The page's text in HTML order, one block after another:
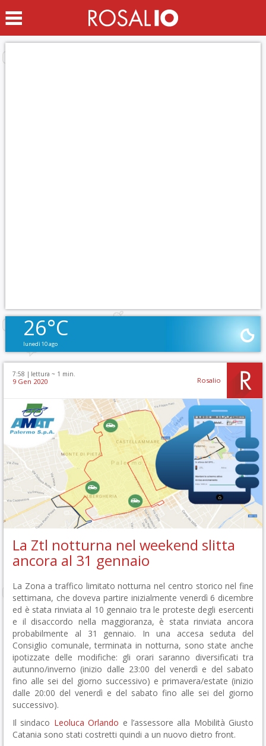
26°C
lunedì 10 ago
7:58 | lettura ~ 1 min.
9 Gen 2020 Rosalio
La Ztl notturna nel weekend slitta
ancora al 31 gennaio
La Zona a traffico limitato notturna nel centro storico nel fine
settimana, che doveva partire inizialmente venerdì 6 dicembre
ed è stata rinviata al 10 gennaio tra le proteste degli esercenti
e il disaccordo nella maggioranza, è stata rinviata ancora
probabilmente al 31 gennaio. In una accesa seduta del
Consiglio comunale, terminata in notturna, sono state anche
ipotizzate delle modifiche: gli orari saranno diversificati tra
autunno/inverno (inizio dalle 23:00 del venerdì e del sabato
fino alle sei del giorno successivo) e primavera/estate (inizio
dalle 20:00 del venerdì e del sabato fino alle sei del giorno
successivo).
Il sindaco Leoluca Orlando e l’assessore alla Mobilità Giusto
Catania sono stati costretti quindi a un nuovo dietro front.